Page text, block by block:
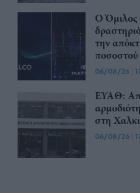
Ο Όμιλος
την
06/08/26 |
ΕΥΑΘ:
στη
06/08/26 |